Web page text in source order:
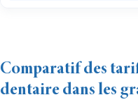
Comparatif des
dentaire dans les